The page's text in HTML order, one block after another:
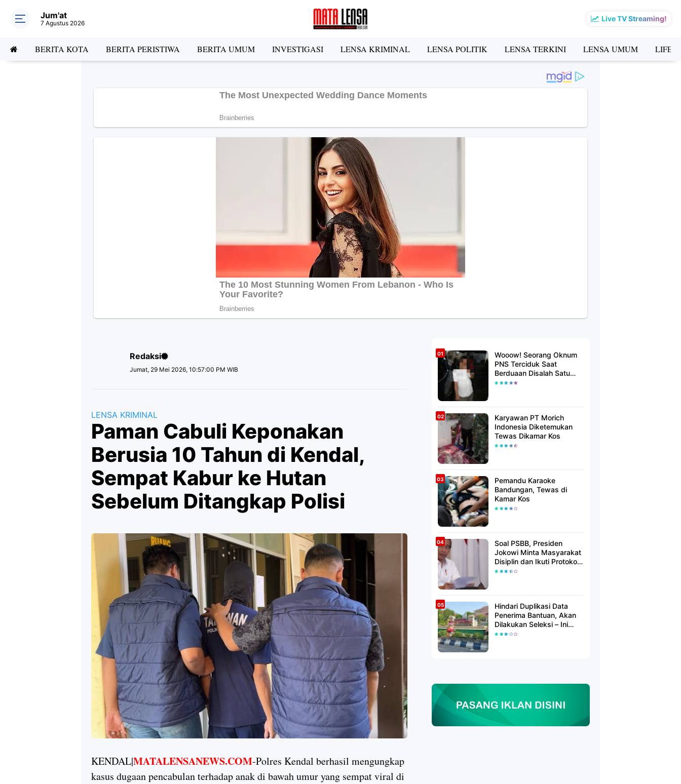
Live TV Streaming!
Jum'at
7 Agustus 2026
BERITA KOTA BERITA PERISTIWA BERITA UMUM INVESTIGASI LENSA KRIMINAL LENSA POLITIK LENSA TERKINI LENSA UMUM
Redaksi
Jumat, 29 Mei 2026, 10:57:00 PM WIB
LENSA KRIMINAL
Paman Cabuli Keponakan
Berusia 10 Tahun di Kendal,
Sempat Kabur ke Hutan
Sebelum Ditangkap Polisi
KENDAL|MATALENSANEWS.COM-Polres Kendal berhasil mengungkap
kasus dugaan pencabulan terhadap anak di bawah umur yang sempat viral di
Wooow! Seorang Oknum
PNS Terciduk Saat
Berduaan Disalah Satu
Kamar Hotel Salatiga
Karyawan PT Morich
Indonesia Diketemukan
Tewas Dikamar Kos
Pemandu Karaoke
Bandungan, Tewas di
Kamar Kos
Soal PSBB, Presiden
Jokowi Minta Masyarakat
Disiplin dan Ikuti Protokol
Kesehatan
Hindari Duplikasi Data
Penerima Bantuan, Akan
Dilakukan Seleksi – Ini
Penjelasanya